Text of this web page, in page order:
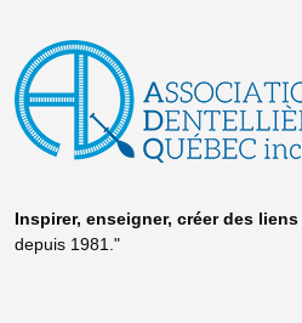
Inspirer, enseigner, créer des liens
depuis 1981."